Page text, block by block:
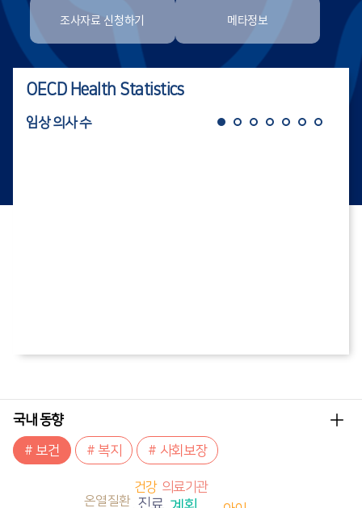
조사자료 신청하기 메타정보
OECD Health Statistics
임상 의사 수
국내 동향
더
# 보건 # 복지 # 사회보장